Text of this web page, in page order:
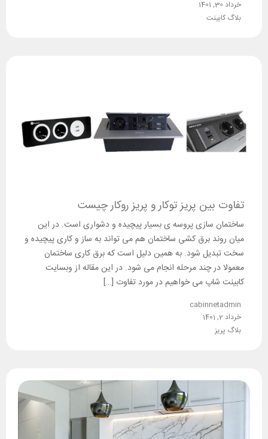
خرداد 30, 1401
بلاگ کابینت
تفاوت بین پریز توکار و پریز روکار چیست
ساختمان سازی پروسه ی بسیار پیچیده و دشواری است. در این
میان روند برق کشی ساختمان هم می تواند به ساز و کاری پیچیده و
سخت تبدیل شود. به همین دلیل است که برق کاری ساختمان
معمولا در چند مرحله انجام می شود. در این مقاله از وبسایت
کابینت شاپ می خواهیم در مورد تفاوت […]
cabinnetadmin
خرداد 2, 1401
بلاگ پریز